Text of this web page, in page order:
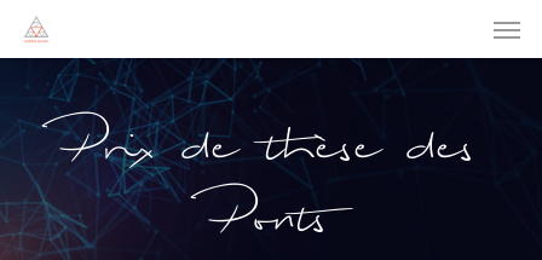
content
Prix de thèse des
Ponts